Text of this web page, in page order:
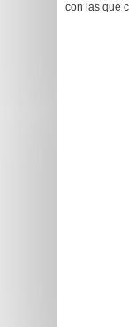
con las que